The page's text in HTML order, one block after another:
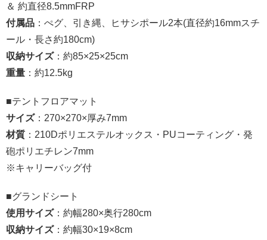
＆ 約直径8.5mmFRP
付属品 ：ぺグ、引き縄、ヒサシポール2本(直径約16mmスチ
ール・長さ約180cm)
収納サイズ：約85×25×25cm
重量 ：約12.5kg
■テントフロアマット
サイズ：270×270×厚み7mm
材質 ：210Dポリエステルオックス・PUコーティング・発
砲ポリエチレン7mm
※キャリーバッグ付
■グランドシート
使用サイズ：約幅280×奥行280cm
収納サイズ：約幅30×19×8cm